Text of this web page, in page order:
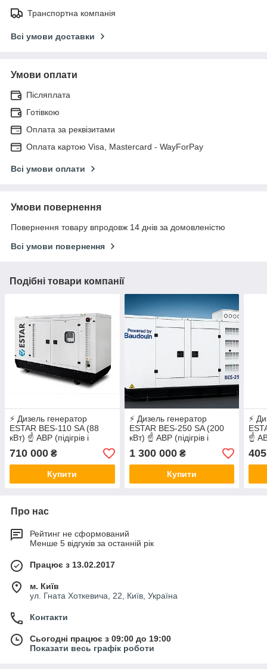
Транспортна компанія
Всі умови доставки
Умови оплати
Післяплата
Готівкою
Оплата за реквізитами
Оплата картою Visa, Mastercard - WayForPay
Всі умови оплати
Умови повернення
Повернення товару впродовж 14 днів за домовленістю
Всі умови повернення
Подібні товари компанії
⚡ Дизель генератор
ESTAR BES-110 SA (88
кВт) ☝ АВР (підігрів і
автозапуск)
710 000 ₴
Купити
⚡ Дизель генератор
ESTAR BES-250 SA (200
кВт) ☝ АВР (підігрів і
автозапуск)
1 300 000₴
Купити
⚡
☝
Про нас
Рейтинг не сформований
Менше 5 відгуків за останній рік
Працює з 13.02.2017
м. Київ
ул. Гната Хоткевича, 22, Київ, Україна
Контакти
Сьогодні працює з 09:00 до 19:00
Показати весь графік роботи